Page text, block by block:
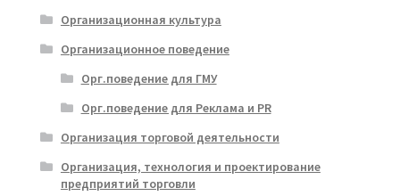
Организационная культура
Организационное поведение
Орг.поведение для ГМУ
Орг.поведение для Реклама и PR
Организация торговой деятельности
Организация, технология и проектирование
предприятий торговли